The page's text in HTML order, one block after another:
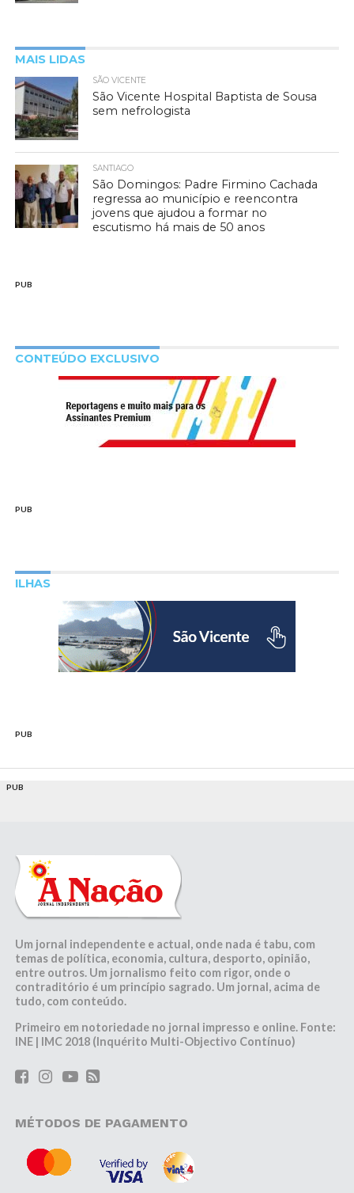
MAIS LIDAS
SÃO VICENTE
São Vicente Hospital Baptista de Sousa
sem nefrologista
SANTIAGO
São Domingos: Padre Firmino Cachada
regressa ao município e reencontra
jovens que ajudou a formar no
escutismo há mais de 50 anos
PUB
CONTEÚDO EXCLUSIVO
PUB
ILHAS
PUB
PUB
Um jornal independente e actual, onde nada é tabu, com
temas de política, economia, cultura, desporto, opinião,
entre outros. Um jornalismo feito com rigor, onde o
contraditório é um princípio sagrado. Um jornal, acima de
tudo, com conteúdo.
Primeiro em notoriedade no jornal impresso e online. Fonte:
INE | IMC 2018 (Inquérito Multi-Objectivo Contínuo)
MÉTODOS DE PAGAMENTO